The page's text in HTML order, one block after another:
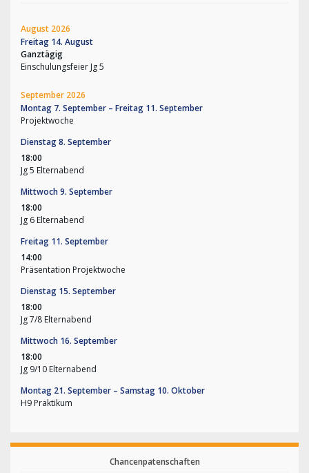
August 2026
Freitag 14. August
Ganztägig
Einschulungsfeier Jg 5
September 2026
Montag 7. September – Freitag 11. September
Projektwoche
Dienstag8. September
18:00
Jg 5 Elternabend
Mittwoch9. September
18:00
Jg 6 Elternabend
Freitag 11. September
14:00
Präsentation Projektwoche
Dienstag 15. September
18:00
Jg 7/8 Elternabend
Mittwoch 16. September
18:00
Jg 9/10 Elternabend
Montag 21. September – Samstag 10. Oktober
H9 Praktikum
Chancenpatenschaften